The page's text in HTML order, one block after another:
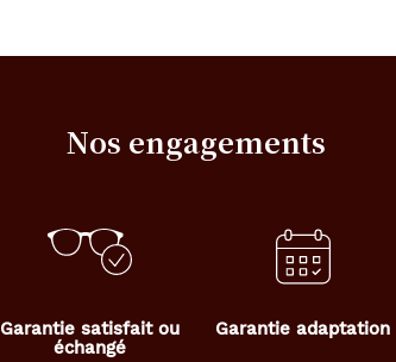
Nos engagements
Garantie satisfait ou
échangé
Garantie adaptation